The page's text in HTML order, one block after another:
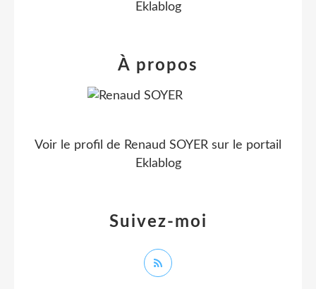
Eklablog
Suivez-moi
À propos
Voir le profil de Renaud SOYER sur le portail
Eklablog